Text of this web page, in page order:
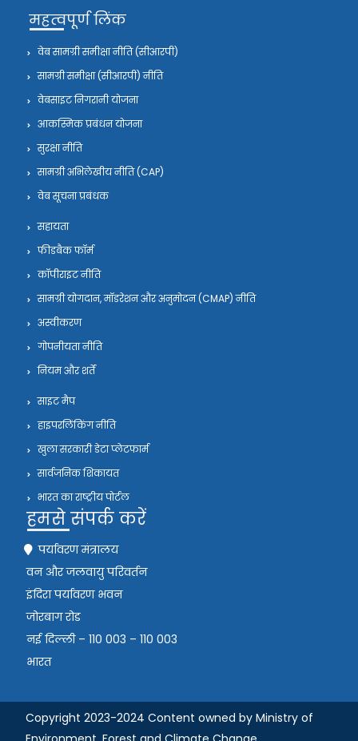
महत्वपूर्ण लिंक
वेब सामग्री समीक्षा नीति (सीआरपी)
सामग्री समीक्षा (सीआरपी) नीति
वेबसाइट निगरानी योजना
आकस्मिक प्रबंधन योजना
सुरक्षा नीति
सामग्री अभिलेखीय नीति (CAP)
वेब सूचना प्रबंधक
सहायता
फीडबैक फॉर्म
कॉपीराइट नीति
सामग्री योगदान, मॉडरेशन और अनुमोदन (CMAP) नीति
अस्वीकरण
गोपनीयता नीति
नियम और शर्तें
साइट मैप
हाइपरलिंकिंग नीति
खुला सरकारी डेटा प्लेटफार्म
सार्वजनिक शिकायत
भारत का राष्ट्रीय पोर्टल
हमसे संपर्क करें
पर्यावरण मंत्रालय
वन और जलवायु परिवर्तन
इंदिरा पर्यावरण भवन
जोरबाग रोड
नई दिल्ली – 110 003 – 110 003
भारत
Copyright 2023-2024 Content owned by Ministry of